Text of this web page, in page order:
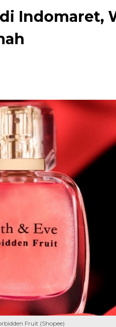
Indomaret,
Fruit (Shopee)